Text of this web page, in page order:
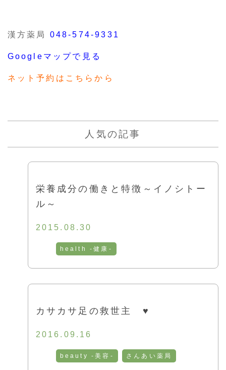
漢方薬局 048-574-9331
Googleマップで見る
ネット予約はこちらから
人気の記事
栄養成分の働きと特徴～イノシトー
ル～
2015.08.30
health -健康-
カサカサ足の救世主 ♥
2016.09.16
beauty -美容- さんあい薬局